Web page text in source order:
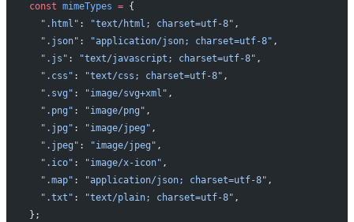
const mimeTypes = {
  ".html"
: "text/html; charset=utf-8" ,
  ".json"
: "application/json; charset=utf-8" ,
  ".js"
: "text/javascript; charset=utf-8" ,
  ".css"
: "text/css; charset=utf-8" ,
  ".svg"
: "image/svg+xml" ,
  ".png"
: "image/png" ,
  ".jpg"
: "image/jpeg" ,
  ".jpeg"
: "image/jpeg" ,
  ".ico"
: "image/x-icon" ,
  ".map"
: "application/json; charset=utf-8" ,
  ".txt"
: "text/plain; charset=utf-8" ,
};